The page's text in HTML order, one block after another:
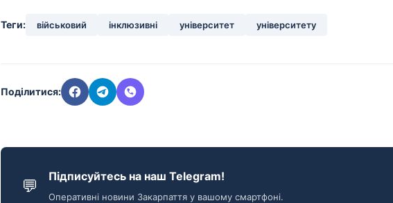
Теги: військовий інклюзивні університет університету
Поділитися:
💬 Підписуйтесь на наш Telegram!
Оперативні новини Закарпаття у вашому смартфоні.